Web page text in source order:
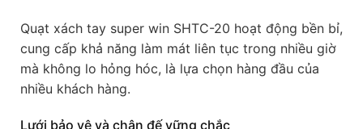
Quạt xách tay super win SHTC-20 hoạt động bền bỉ,
cung cấp khả năng làm mát liên tục trong nhiều giờ
mà không lo hỏng hóc, là lựa chọn hàng đầu của
nhiều khách hàng.
Lưới bảo vệ và chân đế vững chắc